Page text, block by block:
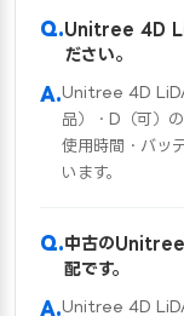
Unitree 4D
ださい。
Unitree 4D
品）・D（可）
使用時間・バッ
います。
中古のUnitree
配です。
Unitree 4D